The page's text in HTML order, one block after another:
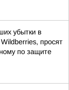
убытки в
просят
по защите